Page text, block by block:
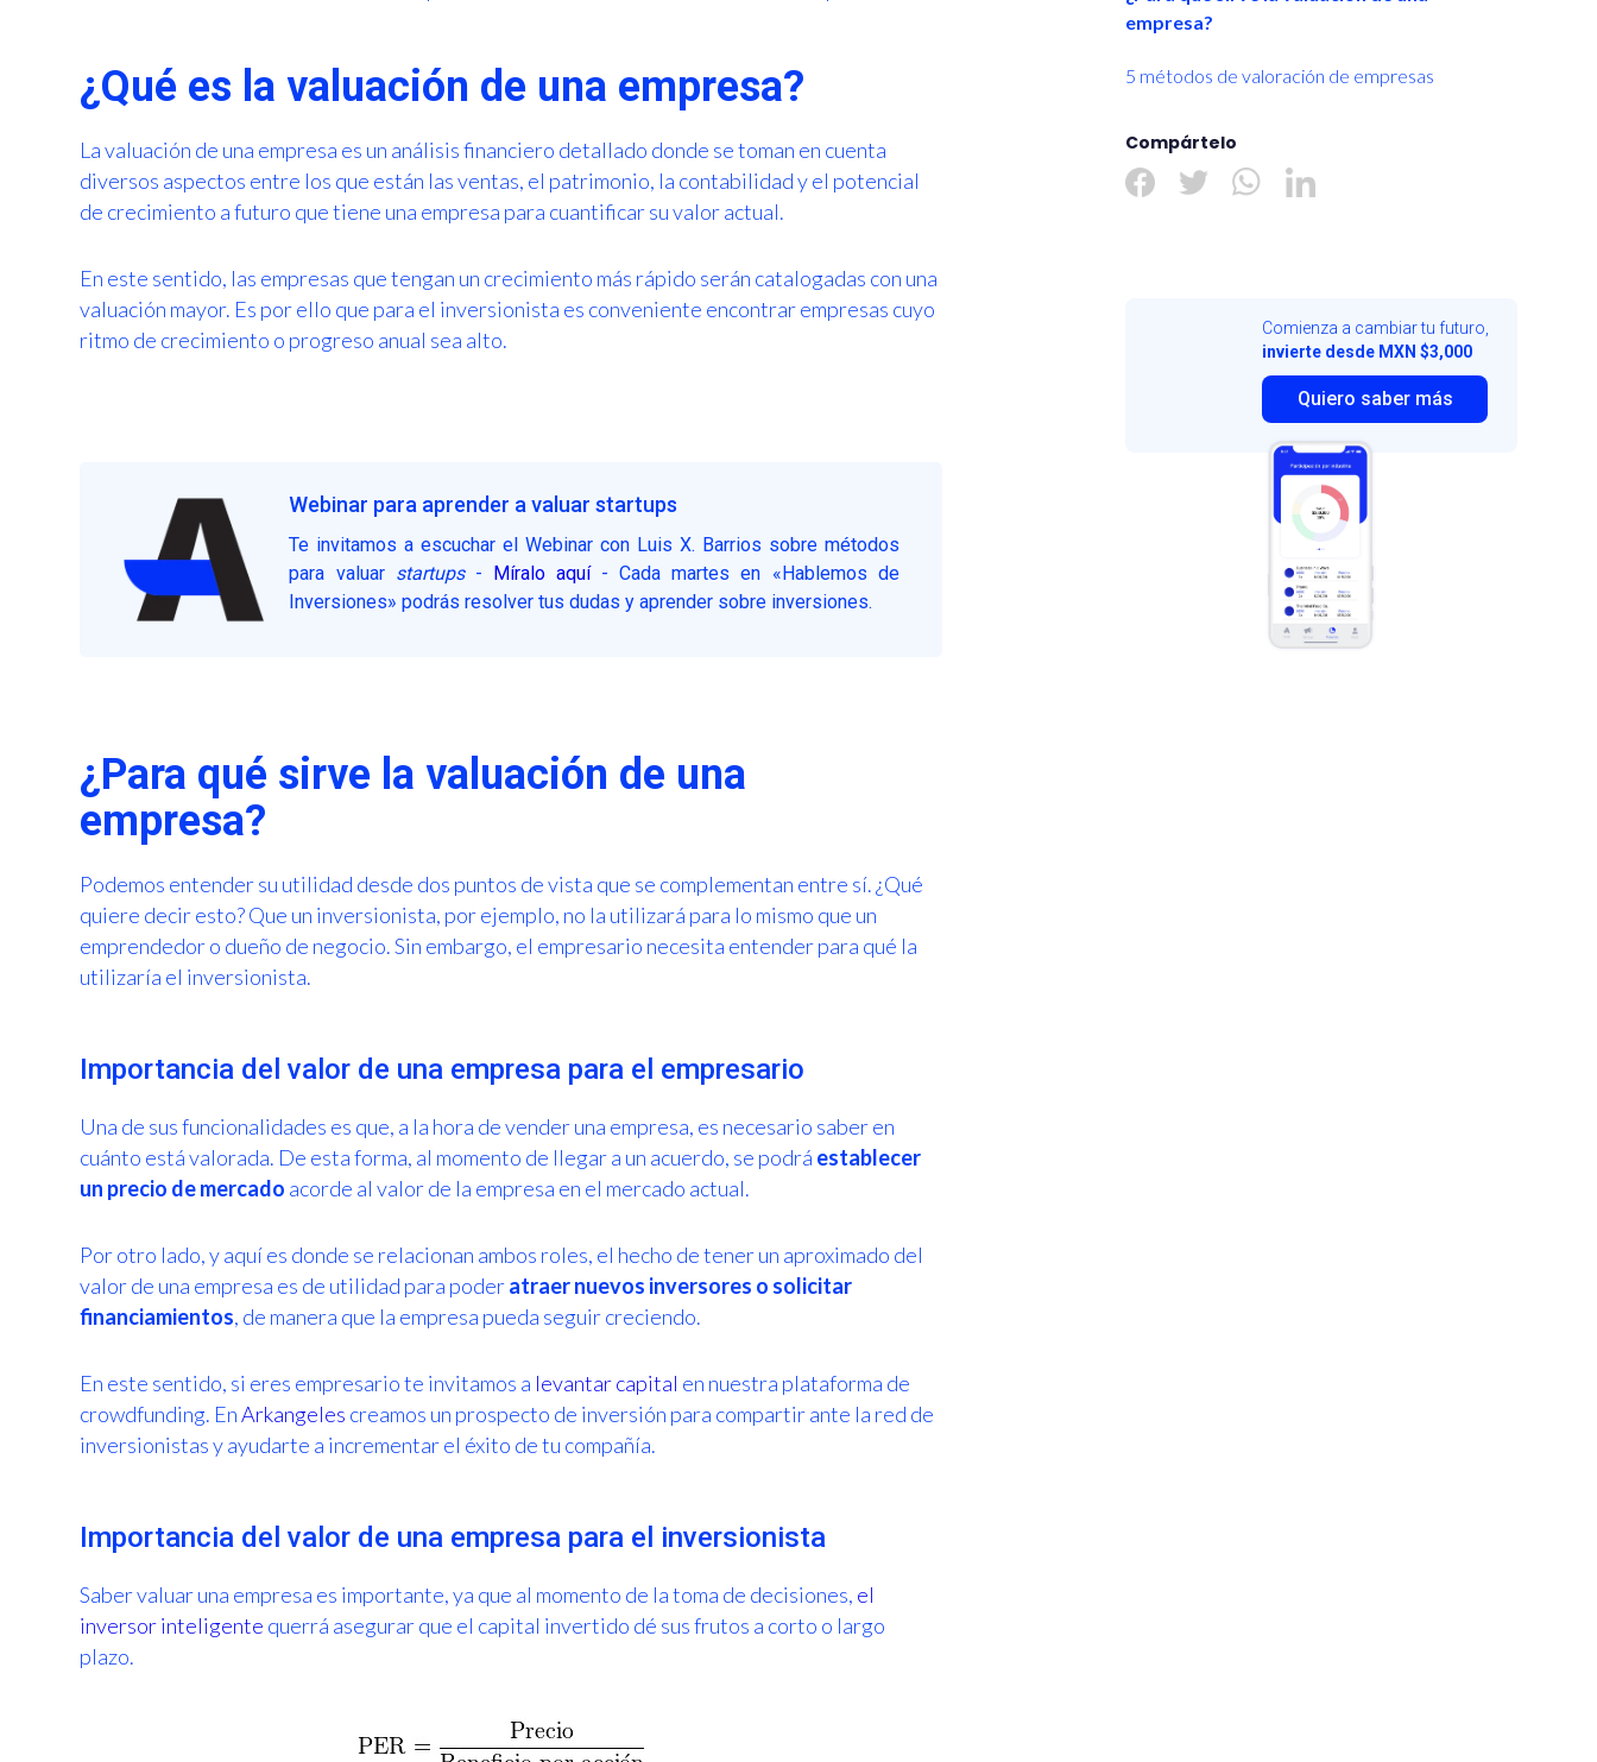
empresa?
5 métodos de valoración de empresas
Compártelo
Comienza a cambiar tu futuro,
invierte desde MXN $3,000
Quiero saber más
¿Qué es la valuación de una empresa?
La valuación de una empresa es un análisis financiero detallado donde se toman en cuenta
diversos aspectos entre los que están las ventas, el patrimonio, la contabilidad y el potencial
de crecimiento a futuro que tiene una empresa para cuantificar su valor actual.
En este sentido, las empresas que tengan un crecimiento más rápido serán catalogadas con una
valuación mayor. Es por ello que para el inversionista es conveniente encontrar empresas cuyo
ritmo de crecimiento o progreso anual sea alto.
Webinar para aprender a valuar startups
Te invitamos a escuchar el Webinar con Luis X. Barrios sobre métodos
para valuar startups- Míralo aquí- Cada martes en «Hablemos de
Inversiones» podrás resolver tus dudas y aprender sobre inversiones.
¿Para qué sirve la valuación de una
empresa?
Podemos entender su utilidad desde dos puntos de vista que se complementan entre sí. ¿Qué
quiere decir esto? Que un inversionista, por ejemplo, no la utilizará para lo mismo que un
emprendedor o dueño de negocio. Sin embargo, el empresario necesita entender para qué la
utilizaría el inversionista.
Importancia del valor de una empresa para el empresario
Una de sus funcionalidades es que, a la hora de vender una empresa, es necesario saber en
cuánto está valorada. De esta forma, al momento de llegar a un acuerdo, se podrá establecer
un precio de mercado acorde al valor de la empresa en el mercado actual.
Por otro lado, y aquí es donde se relacionan ambos roles, el hecho de tener un aproximado del
valor de una empresa es de utilidad para poderatraer nuevos inversores o solicitar
financiamientos, de manera que la empresa pueda seguir creciendo.
En este sentido, si eres empresario te invitamos a levantar capital en nuestra plataforma de
crowdfunding. EnArkangeles creamos un prospecto de inversión para compartir ante la red de
inversionistas y ayudarte a incrementar el éxito de tu compañía.
Importancia del valor de una empresa para el inversionista
Saber valuar una empresa es importante, ya que al momento de la toma de decisiones, el
inversor inteligente querrá asegurar que el capital invertido dé sus frutos a corto o largo
plazo.